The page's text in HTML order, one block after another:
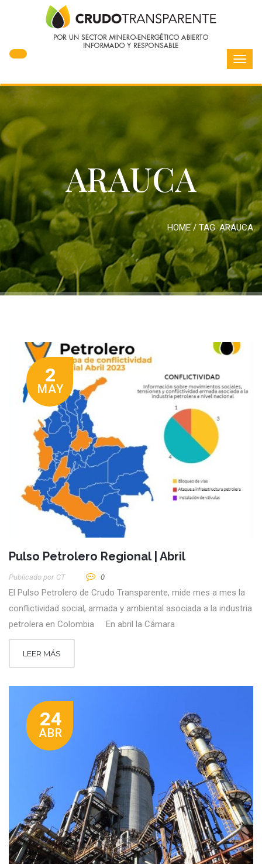
ARAUCA
HOME/ TAG:ARAUCA
2
MAY
Pulso Petrolero Regional | Abril
Publicado por CT 0
El Pulso Petrolero de Crudo Transparente, mide mes a mes la
conflictividad social, armada y ambiental asociada a la industria
petrolera en Colombia En abril la Cámara
LEER MÁS
24
ABR